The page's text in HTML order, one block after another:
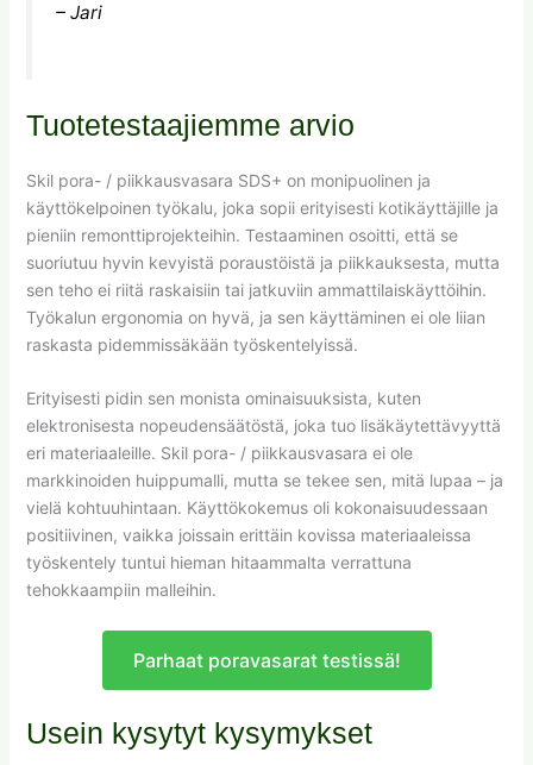
– Jari
Tuotetestaajiemme arvio
Skil pora- / piikkausvasara SDS+ on monipuolinen ja
käyttökelpoinen työkalu, joka sopii erityisesti kotikäyttäjille ja
pieniin remonttiprojekteihin. Testaaminen osoitti, että se
suoriutuu hyvin kevyistä poraustöistä ja piikkauksesta, mutta
sen teho ei riitä raskaisiin tai jatkuviin ammattilaiskäyttöihin.
Työkalun ergonomia on hyvä, ja sen käyttäminen ei ole liian
raskasta pidemmissäkään työskentelyissä.
Erityisesti pidin sen monista ominaisuuksista, kuten
elektronisesta nopeudensäätöstä, joka tuo lisäkäytettävyyttä
eri materiaaleille. Skil pora- / piikkausvasara ei ole
markkinoiden huippumalli, mutta se tekee sen, mitä lupaa – ja
vielä kohtuuhintaan. Käyttökokemus oli kokonaisuudessaan
positiivinen, vaikka joissain erittäin kovissa materiaaleissa
työskentely tuntui hieman hitaammalta verrattuna
tehokkaampiin malleihin.
Parhaat poravasarat testissä!
Usein kysytyt kysymykset